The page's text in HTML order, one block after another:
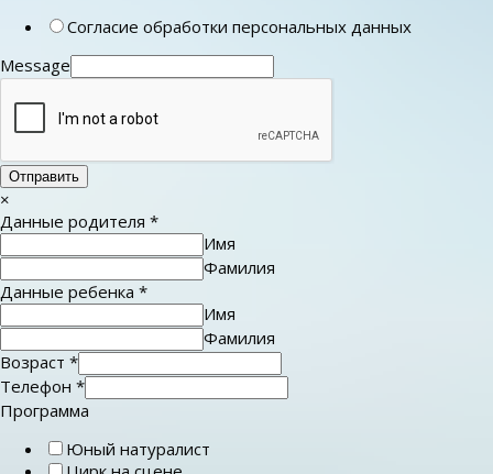
Согласие обработки персональных данных
Message
Отправить
×
Данные родителя *
Имя
Фамилия
Данные ребенка *
Имя
Фамилия
Возраст *
Телефон *
Программа
Юный натуралист